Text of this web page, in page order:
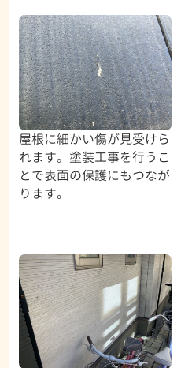
屋根に細かい傷が見受けら
れます。塗装工事を行うこ
とで表面の保護にもつなが
ります。